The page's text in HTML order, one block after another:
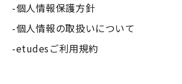
個人情報保護方針
個人情報の取扱いについて
etudesご利用規約